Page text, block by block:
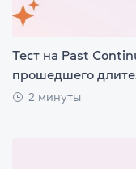
Тест на Past
прошедшего
2 минуты